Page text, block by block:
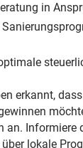
in
erkannt,
an. Informiere
lokale